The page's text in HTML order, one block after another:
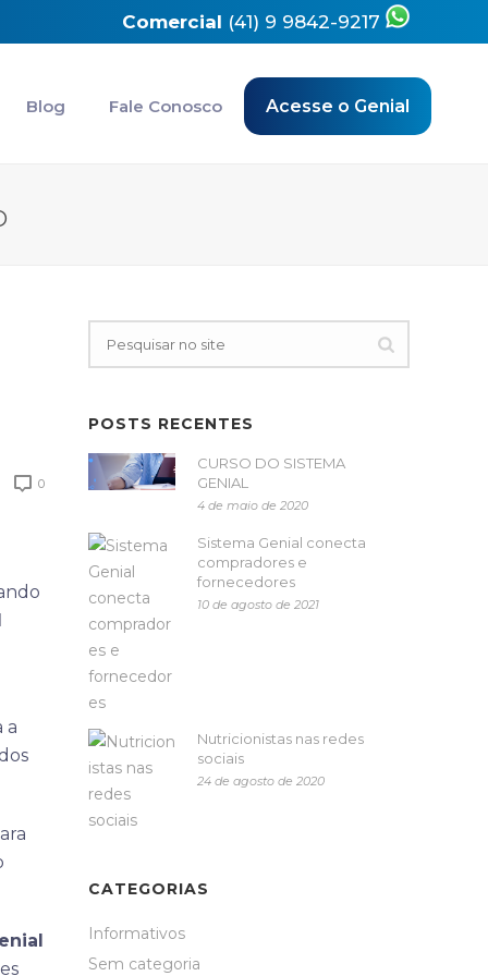
Comercial (41) 9 9842-9217
Blog Fale Conosco Acesse o Genial
0
a
POSTS RECENTES
CURSO DO SISTEMA
GENIAL
4 de maio de 2020
Sistema Genial conecta
compradores e
fornecedores
10 de agosto de 2021
Nutricionistas nas redes
sociais
24 de agosto de 2020
CATEGORIAS
Informativos
Sem categoria